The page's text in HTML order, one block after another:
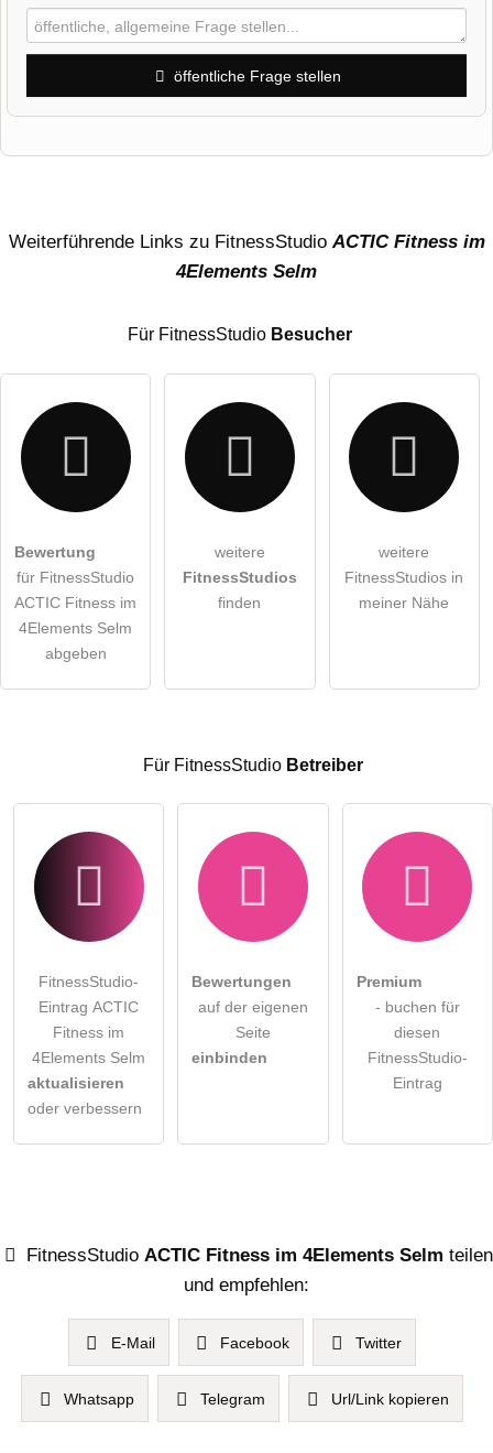
öffentliche Frage stellen
DieDatenschutzerklärunghabe ich zur Kenntnis genommen.
öffentliche Frage stellen
FitnessStudio-Eintrag zu stellen.
Weiterführende Links zu FitnessStudio ACTIC Fitness im
4Elements Selm
Für FitnessStudio Besucher
Bewertung
für FitnessStudio
ACTIC Fitness im
4Elements Selm
abgeben
weitere
FitnessStudios
finden
weitere
FitnessStudios in
meiner Nähe
Für FitnessStudio Betreiber
FitnessStudio-
Eintrag ACTIC
Fitness im
4Elements Selm
aktualisieren
oder verbessern
Bewertungen
auf der eigenen
Seite
einbinden
Premium
- buchen für
diesen
FitnessStudio-
Eintrag
FitnessStudio ACTIC Fitness im 4Elements Selm teilen
und empfehlen:
E-Mail Facebook Twitter
Whatsapp Telegram Url/Link kopieren